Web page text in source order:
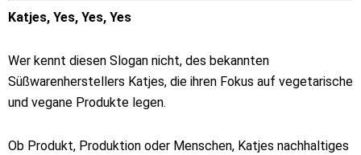
Katjes, Yes, Yes, Yes
Wer kennt diesen Slogan nicht, des bekannten
Süßwarenherstellers Katjes, die ihren Fokus auf vegetarische
und vegane Produkte legen.
Ob Produkt, Produktion oder Menschen, Katjes nachhaltiges